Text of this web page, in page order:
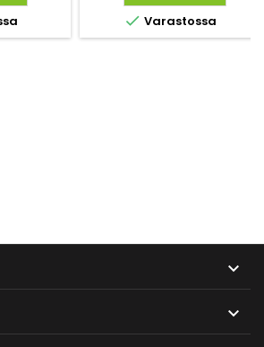
 Varastossa

